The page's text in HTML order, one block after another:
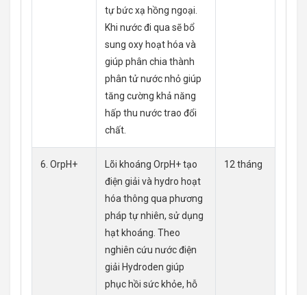
tự bức xạ hồng ngoại.
Khi nước đi qua sẽ bổ
sung oxy hoạt hóa và
giúp phân chia thành
phân tử nước nhỏ giúp
tăng cường khả năng
hấp thu nước trao đổi
chất.
6. OrpH+
Lõi khoáng OrpH+ tạo
điện giải và hydro hoạt
hóa thông qua phương
pháp tự nhiên, sử dụng
hạt khoáng. Theo
nghiên cứu nước điện
giải Hydroden giúp
phục hồi sức khỏe, hỗ
12 tháng